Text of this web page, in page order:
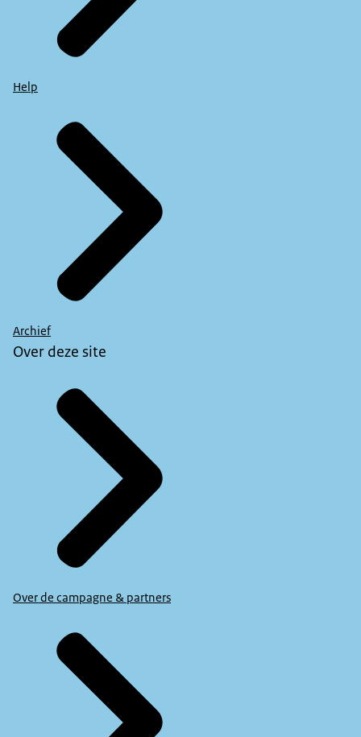
Help
Archief
Over deze site
Over de campagne & partners